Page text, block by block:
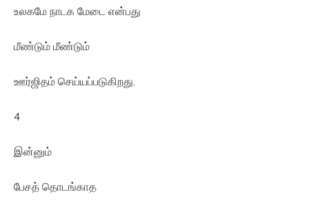
உலகமே நாடக மேடை என்பது
மீண்டும் மீண்டும்
ஊர்ஜிதம் செய்யப்படுகிறது.
4
இன்னும்
பேசத் தொடங்காத